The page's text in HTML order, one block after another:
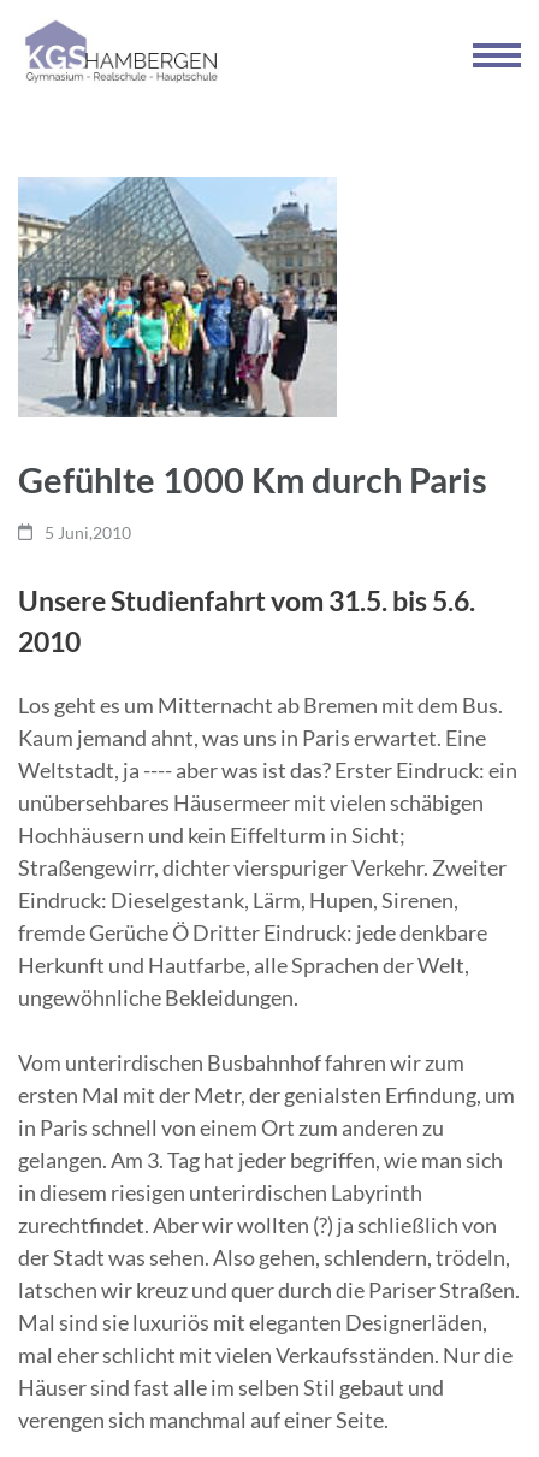
Inhalt
springen
Gefühlte 1000 Km durch Paris
5 Juni,2010
Unsere Studienfahrt vom 31.5. bis 5.6.
2010
Los geht es um Mitternacht ab Bremen mit dem Bus.
Kaum jemand ahnt, was uns in Paris erwartet. Eine
Weltstadt, ja ---- aber was ist das?Erster Eindruck: ein
unübersehbares Häusermeer mit vielen schäbigen
Hochhäusern und kein Eiffelturm in Sicht;
Straßengewirr, dichter vierspuriger Verkehr. Zweiter
Eindruck: Dieselgestank, Lärm, Hupen, Sirenen,
fremde Gerüche Ö Dritter Eindruck: jede denkbare
Herkunft und Hautfarbe, alle Sprachen der Welt,
ungewöhnliche Bekleidungen.
Vom unterirdischen Busbahnhof fahren wir zum
ersten Mal mit der Metr, der genialsten Erfindung, um
in Paris schnell von einem Ort zum anderen zu
gelangen. Am 3. Tag hat jeder begriffen, wie man sich
in diesem riesigen unterirdischen Labyrinth
zurechtfindet. Aber wir wollten (?) ja schließlich von
der Stadt was sehen. Also gehen, schlendern, trödeln,
latschen wir kreuz und quer durch die Pariser Straßen.
Mal sind sie luxuriös mit eleganten Designerläden,
mal eher schlicht mit vielen Verkaufsständen. Nur die
Häuser sind fast alle im selben Stil gebaut und
verengen sich manchmal auf einer Seite.